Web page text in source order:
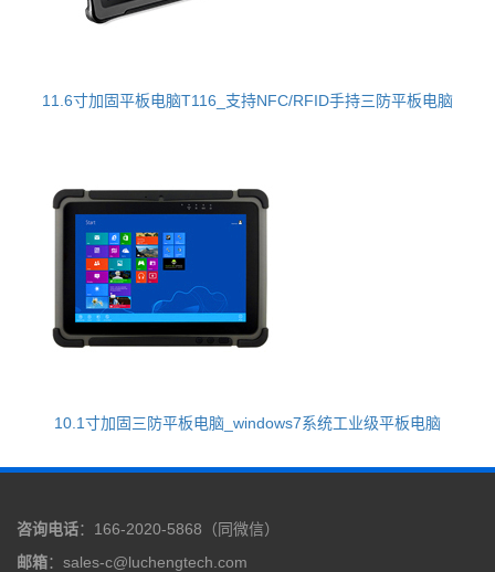
11.6寸加固平板电脑T116_支持NFC/RFID手持三防平板电脑
10.1寸加固三防平板电脑_windows7系统工业级平板电脑
咨询电话：166-2020-5868（同微信）
邮箱：sales-c@luchengtech.com